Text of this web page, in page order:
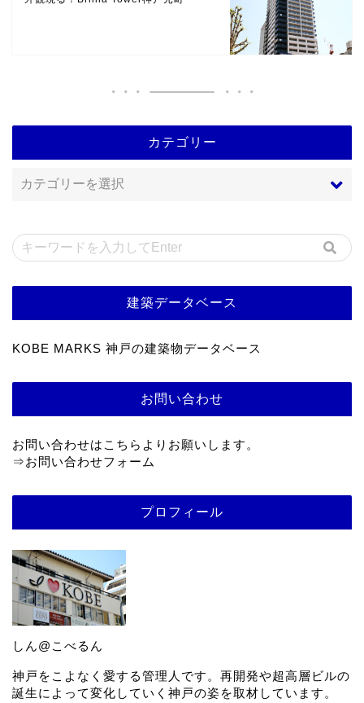
カテゴリー
建築データベース
KOBE MARKS 神戸の建築物データベース
お問い合わせ
お問い合わせはこちらよりお願いします。
⇒お問い合わせフォーム
プロフィール
しん@こべるん
神戸をこよなく愛する管理人です。再開発や超高層ビルの
誕生によって変化していく神戸の姿を取材しています。